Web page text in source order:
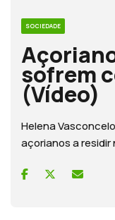
SOCIEDADE
sofrem
(Vídeo)
Helena
açorianos a residir